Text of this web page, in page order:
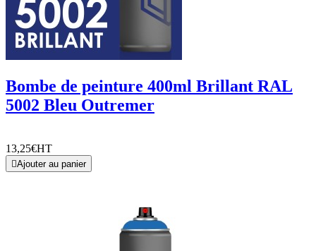
Bombe de peinture 400ml Brillant RAL
5002 Bleu Outremer
13,25€HT
Ajouter au panier